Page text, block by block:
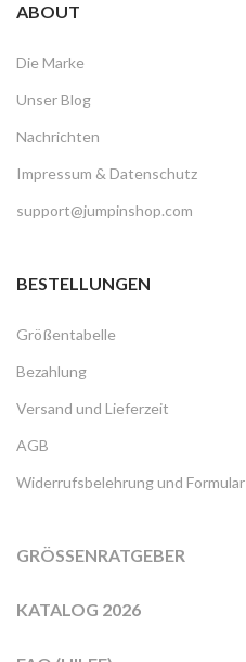
ABOUT
Die Marke
Unser Blog
Nachrichten
Impressum & Datenschutz
support@jumpinshop.com
BESTELLUNGEN
Größentabelle
Bezahlung
Versand und Lieferzeit
AGB
Widerrufsbelehrung und Formular
GRÖSSENRATGEBER
KATALOG 2026